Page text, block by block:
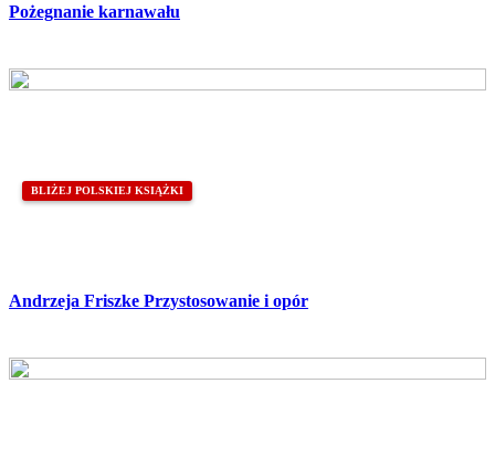
Pożegnanie karnawału
BLIŻEJ POLSKIEJ KSIĄŻKI
Andrzeja Friszke Przystosowanie i opór